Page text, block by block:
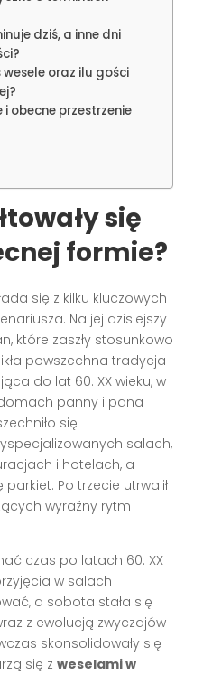
dziś, a inne dni
wesele oraz ilu gości
obecne przestrzenie
się
formie?
się z kilku kluczowych
Na jej dzisiejszy
które zaszły stosunkowo
powszechna tradycja
do lat 60. XX wieku, w
panny i pana
się
salach,
i hotelach, a
Po trzecie utrwalił
wyraźny rytm
czas po latach 60. XX
w salach
a sobota stała się
z ewolucją zwyczajów
skonsolidowały się
się zweselami w